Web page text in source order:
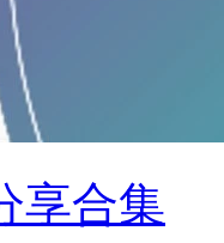
享合集